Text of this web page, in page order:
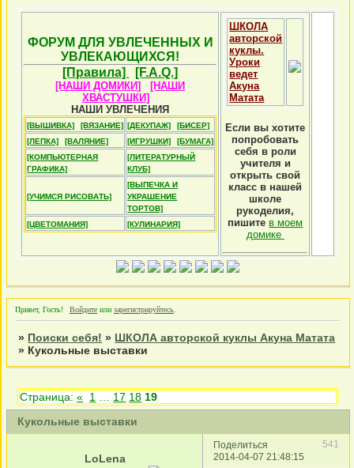
ФОРУМ ДЛЯ УВЛЕЧЕННЫХ И
УВЛЕКАЮЩИХСЯ!
[Правила]
[F.A.Q.]
[НАШИ ДОМИКИ]
[НАШИ
ХВАСТУШКИ]
НАШИ УВЛЕЧЕНИЯ
[ВЫШИВКА] [ВЯЗАНИЕ] [ДЕКУПАЖ]
[БИСЕР]
[ЛЕПКА]
[ВАЛЯНИЕ] [ИГРУШКИ]
[БУМАГА]
[КОМПЬЮТЕРНАЯ
ГРАФИКА]
[ЛИТЕРАТУРНЫЙ
КЛУБ]
[УЧИМСЯ РИСОВАТЬ]
[ВЫПЕЧКА И
УКРАШЕНИЕ
ТОРТОВ]
[ЦВЕТОМАНИЯ]
[КУЛИНАРИЯ]
ШКОЛА
авторской
куклы.
Уроки
ведет
Акуна
Матата
Если вы хотите
попробовать
себя в роли
учителя и
открыть свой
класс в нашей
школе
рукоделия,
пишите в моем
домике
Привет, Гость! Войдите или зарегистрируйтесь
» Поиски себя! » ШКОЛА авторской куклы Акуна Матата
» Кукольные выставки
Кукольные выставки
Страница:« 1 17 18 19
Поделиться
541
2014-04-07 21:48:15
LoLena